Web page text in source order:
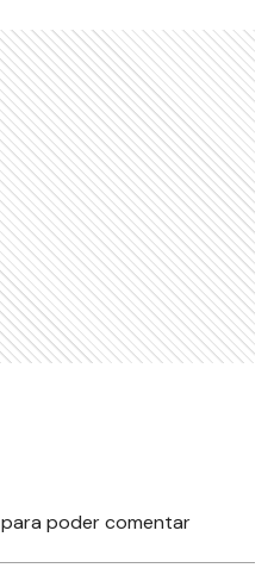
para poder comentar